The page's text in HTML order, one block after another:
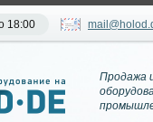
18:00
Продажа